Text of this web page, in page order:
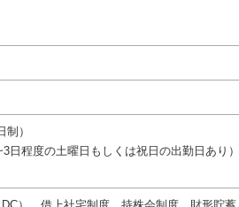
）
日程度の土曜日もしくは祝日の出勤日あり）